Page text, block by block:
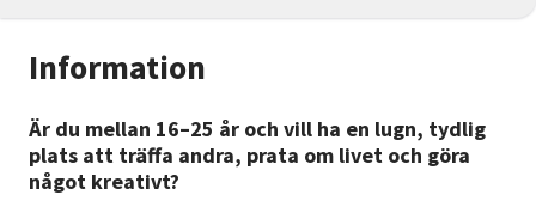
Information
Är du mellan 16–25 år och vill ha en lugn, tydlig
plats att träffa andra, prata om livet och göra
något kreativt?